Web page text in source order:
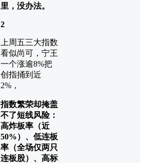
里，没办法。
2
上周五三大指数
看似尚可，宁王
一个涨逾8%把
创指捅到近
2%，
指数繁荣却掩盖
不了短线风险：
高炸板率（近
50%）、低连板
率（全场仅两只
连板股）、高标